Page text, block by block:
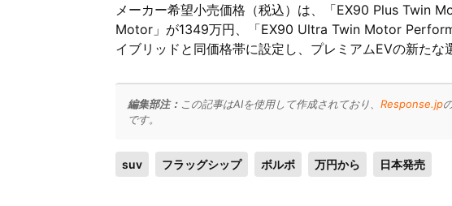
メーカー希望小売価格（税込）は、「EX90 Plus Twin
Motor」が1349万円、「EX90 Ultra Twin Motor
イブリッドと同価格帯に設定し、プレミアムEVの新たな
編集部注： この記事はAIを使用して作成されており、 Response.jp
です。
suv フラッグシップ ボルボ 万円から 日本発売